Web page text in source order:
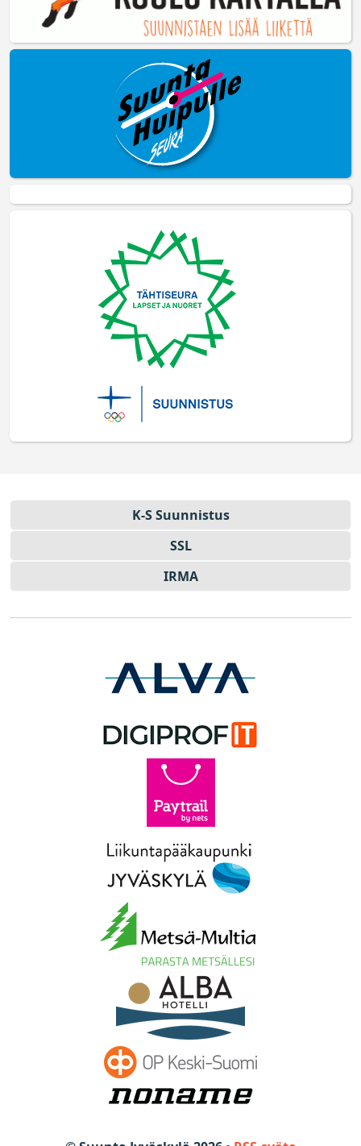
K-S Suun­nistus
SSL
IRMA